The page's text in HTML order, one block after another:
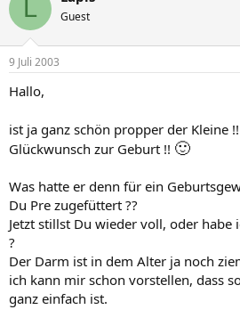
L Guest
9 Juli 2003
Hallo,
ist ja ganz schön propper der Kleine !!
Glückwunsch zur Geburt !! 🙂
Was hatte er denn für ein
Du Pre zugefüttert ??
Jetzt stillst Du wieder voll, oder habe
?
Der Darm ist in dem Alter ja noch
ich kann mir schon vorstellen, dass
ganz einfach ist.